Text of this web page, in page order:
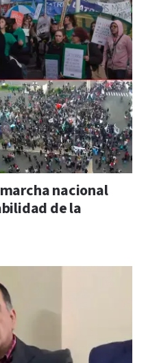
nacional
de la